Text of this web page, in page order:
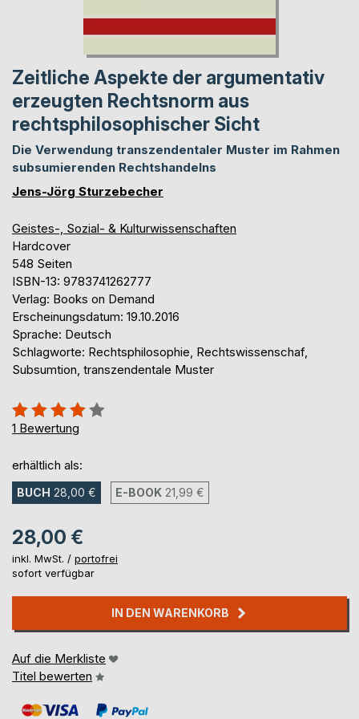
Zeitliche Aspekte der argumentativ
erzeugten Rechtsnorm aus
rechtsphilosophischer Sicht
Die Verwendung transzendentaler Muster im Rahmen
subsumierenden Rechtshandelns
Jens-Jörg Sturzebecher
Geistes-, Sozial- & Kulturwissenschaften
Hardcover
548 Seiten
ISBN-13: 9783741262777
Verlag: Books on Demand
Erscheinungsdatum: 19.10.2016
Sprache: Deutsch
Schlagworte: Rechtsphilosophie, Rechtswissenschaf,
Subsumtion, transzendentale Muster
Bewertung::
80%
1 Bewertung
erhältlich als:
BUCH 28,00 € E-BOOK 21,99 €
28,00 €
inkl. MwSt. / portofrei
sofort verfügbar
IN DEN WARENKORB
Auf die Merkliste
Titel bewerten